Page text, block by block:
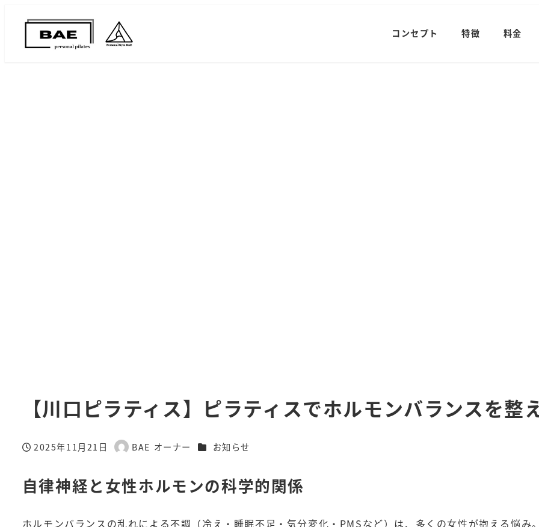
コンセプト 特徴 料金
【川口ピラティス】ピラティスでホルモンバランスを整
投稿日
2025年11月21日
著
BAE オーナー カテゴリー
お知らせ
自律神経と女性ホルモンの科学的関係
ホルモンバランスの乱れによる不調（冷え・睡眠不足・気分変化・PMSなど）は、多くの女性が抱える悩み。